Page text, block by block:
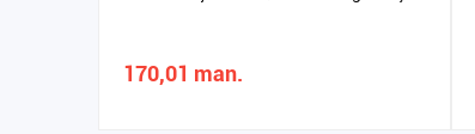
170,01 man.